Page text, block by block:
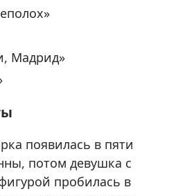
Мадрид»
появилась в пяти
потом девушка с
пробилась в